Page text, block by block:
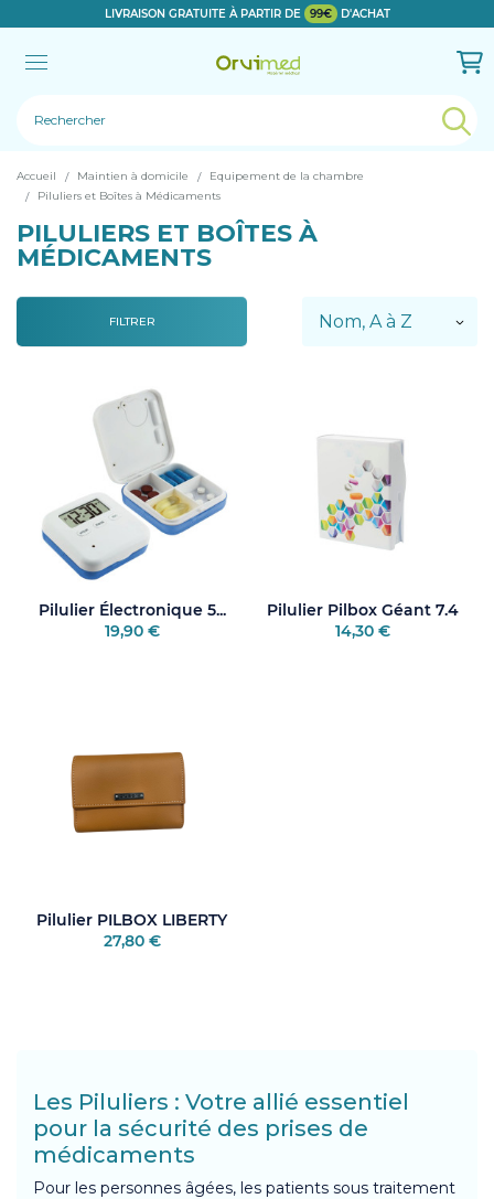
LIVRAISON GRATUITE À PARTIR DE 99€ D'ACHAT
Le produit a bien été ajouté!
Accueil Maintien à domicile
Equipement de la chambre
Piluliers et Boîtes à Médicaments
PILULIERS ET BOÎTES À
MÉDICAMENTS
FILTRER
Pilulier Électronique 5...
19,90 €
Pilulier Pilbox Géant 7.4
14,30 €
Pilulier PILBOX LIBERTY
27,80 €
Les Piluliers : Votre allié essentiel
pour la sécurité des prises de
médicaments
Pour les personnes âgées, les patients sous traitement